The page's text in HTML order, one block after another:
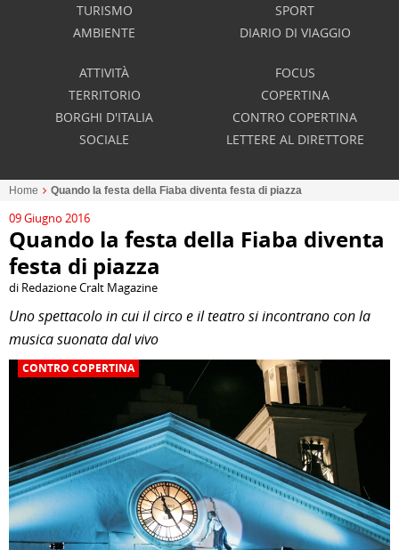
TURISMO
AMBIENTE
SPORT
DIARIO DI VIAGGIO
ATTIVITÀ
TERRITORIO
BORGHI D'ITALIA
SOCIALE
FOCUS
COPERTINA
CONTRO COPERTINA
LETTERE AL DIRETTORE
Home Quando la festa della Fiaba diventa festa di piazza
09 Giugno 2016
Quando la festa della Fiaba diventa
festa di piazza
di Redazione Cralt Magazine
Uno spettacolo in cuiil circo e il teatro si incontrano con la
musica suonata dal vivo
CONTRO COPERTINA